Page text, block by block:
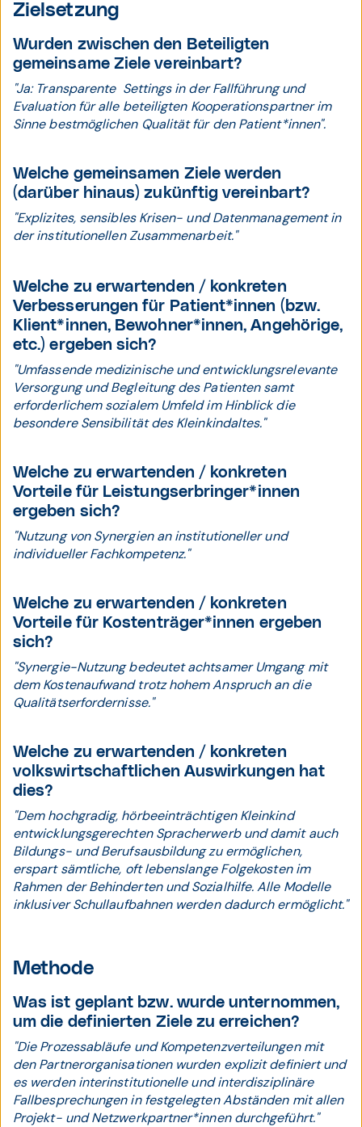
Zielsetzung
Wurden zwischen den Beteiligten
gemeinsame Ziele vereinbart?
"Ja: Transparente Settings in der Fallführung und
Evaluation für alle beteiligten Kooperationspartner im
Sinne bestmöglichen Qualität für den Patient*innen".
Welche gemeinsamen Ziele werden
(darüber hinaus) zukünftig vereinbart?
"Explizites, sensibles Krisen- und Datenmanagement in
der institutionellen Zusammenarbeit."
Welche zu erwartenden / konkreten
Verbesserungen für Patient*innen (bzw.
Klient*innen, Bewohner*innen, Angehörige,
etc.) ergeben sich?
"Umfassende medizinische und entwicklungsrelevante
Versorgung und Begleitung des Patienten samt
erforderlichem sozialem Umfeld im Hinblick die
besondere Sensibilität des Kleinkindaltes."
Welche zu erwartenden / konkreten
Vorteile für Leistungserbringer*innen
ergeben sich?
"Nutzung von Synergien an institutioneller und
individueller Fachkompetenz."
Welche zu erwartenden / konkreten
Vorteile für Kostenträger*innen ergeben
sich?
"Synergie-Nutzung bedeutet achtsamer Umgang mit
dem Kostenaufwand trotz hohem Anspruch an die
Qualitätserfordernisse."
Welche zu erwartenden / konkreten
volkswirtschaftlichen Auswirkungen hat
dies?
"Dem hochgradig, hörbeeinträchtigen Kleinkind
entwicklungsgerechten Spracherwerb und damit auch
Bildungs- und Berufsausbildung zu ermöglichen,
erspart sämtliche, oft lebenslange Folgekosten im
Rahmen der Behinderten und Sozialhilfe. Alle Modelle
inklusiver Schullaufbahnen werden dadurch ermöglicht."
Methode
Was ist geplant bzw. wurde unternommen,
um die definierten Ziele zu erreichen?
"Die Prozessabläufe und Kompetenzverteilungen mit
den Partnerorganisationen wurden explizit definiert und
es werden interinstitutionelle und interdisziplinäre
Fallbesprechungen in festgelegten Abständen mit allen
Projekt- und Netzwerkpartner*innen durchgeführt."